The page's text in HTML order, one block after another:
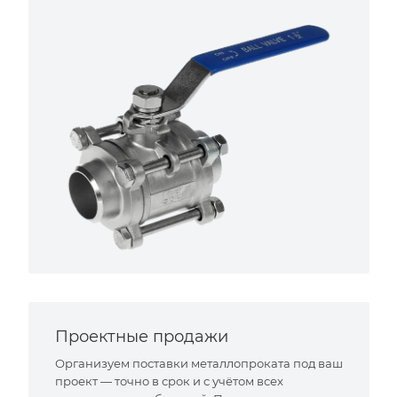
Проектные продажи
Организуем поставки металлопроката под ваш
проект — точно в срок и с учётом всех